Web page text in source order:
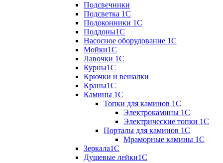
Подсвечники
Подсветка 1С
Подоконники 1С
Поддоны1С
Насосное оборудование 1С
Мойки1С
Лавочки 1С
Курны1С
Крючки и вешалки
Краны1С
Камины 1C
Топки для каминов 1C
Электрокамины 1С
Электрические топки 1C
Порталы для каминов 1С
Мраморные камины 1C
Зеркала1С
Душевые лейки1С